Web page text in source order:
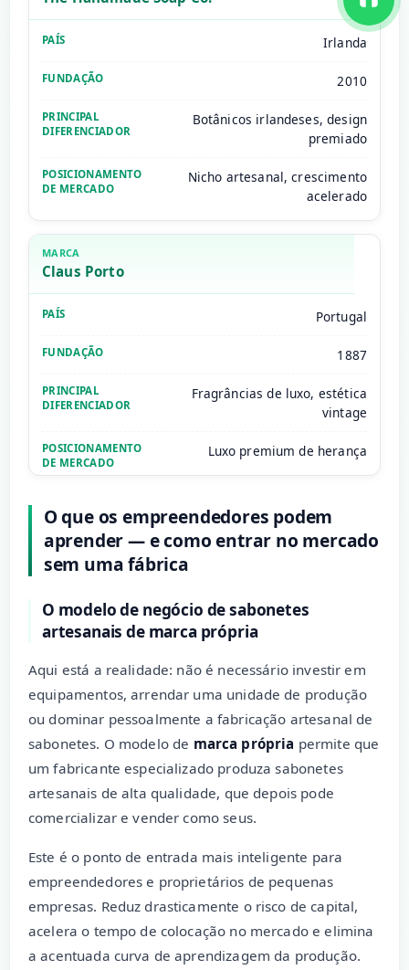
Irlanda
2010
Botânicos irlandeses, design
premiado
Nicho artesanal, crescimento
acelerado
Claus Porto
Portugal
1887
Fragrâncias de luxo, estética
vintage
Luxo premium de herança
O que os empreendedores podem
aprender — e como entrar no mercado
sem uma fábrica
O modelo de negócio de sabonetes
artesanais de marca própria
Aqui está a realidade: não é necessário investir em
equipamentos, arrendar uma unidade de produção
ou dominar pessoalmente a fabricação artesanal de
sabonetes. O modelo de marca própria permite que
um fabricante especializado produza sabonetes
artesanais de alta qualidade, que depois pode
comercializar e vender como seus.
Este é o ponto de entrada mais inteligente para
empreendedores e proprietários de pequenas
empresas. Reduz drasticamente o risco de capital,
acelera o tempo de colocação no mercado e elimina
a acentuada curva de aprendizagem da produção.